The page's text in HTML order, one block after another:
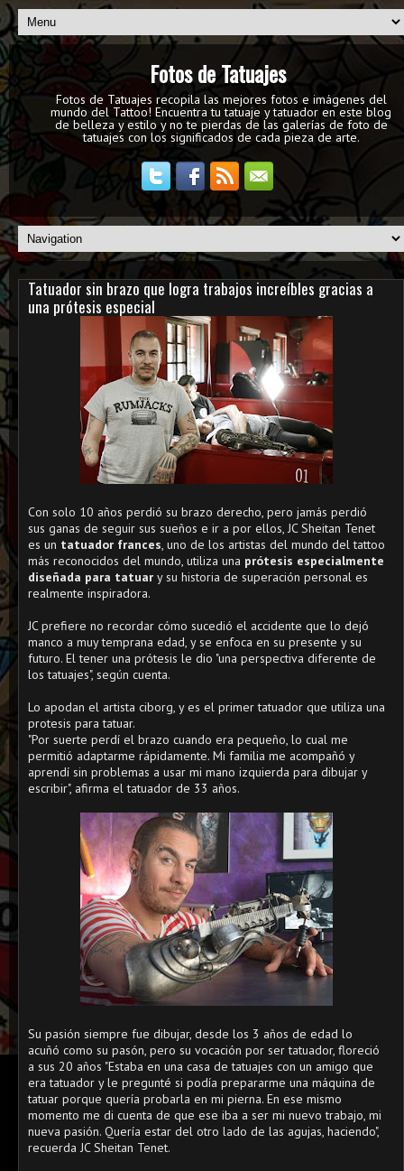
Fotos de Tatuajes
Fotos de Tatuajes recopila las mejores fotos e imágenes del
mundo del Tattoo! Encuentra tu tatuaje y tatuador en este blog
de belleza y estilo y no te pierdas de las galerías de foto de
tatuajes con los significados de cada pieza de arte.
Tatuador sin brazo que logra trabajos increíbles gracias a
una prótesis especial
Con solo 10 años perdió su brazo derecho, pero jamás perdió
sus ganas de seguir sus sueños e ir a por ellos, JC Sheitan Tenet
es un tatuador frances, uno de los artistas del mundo del tattoo
más reconocidos del mundo, utiliza una prótesis especialmente
diseñada para tatuar y su historia de superación personal es
realmente inspiradora.
JC prefiere no recordar cómo sucedió el accidente que lo dejó
manco a muy temprana edad, y se enfoca en su presente y su
futuro. El tener una prótesis le dio "una perspectiva diferente de
los tatuajes", según cuenta.
Lo apodan el artista ciborg, y es el primer tatuador que utiliza una
protesis para tatuar.
"Por suerte perdí el brazo cuando era pequeño, lo cual me
permitió adaptarme rápidamente. Mi familia me acompañó y
aprendí sin problemas a usar mi mano izquierda para dibujar y
escribir", afirma el tatuador de 33 años.
Su pasión siempre fue dibujar, desde los 3 años de edad lo
acuñó como su pasón, pero su vocación por ser tatuador, floreció
a sus 20 años "Estaba en una casa de tatuajes con un amigo que
era tatuador y le pregunté si podía prepararme una máquina de
tatuar porque quería probarla en mi pierna. En ese mismo
momento me di cuenta de que ese iba a ser mi nuevo trabajo, mi
nueva pasión. Quería estar del otro lado de las agujas, haciendo",
recuerda JC Sheitan Tenet.